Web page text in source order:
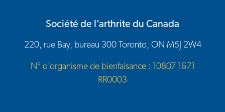
Société de l’arthrite du Canada
220, rue Bay, bureau 300 Toronto, ON M5J 2W4
N° d’organisme de bienfaisance : 10807 1671
RR0003